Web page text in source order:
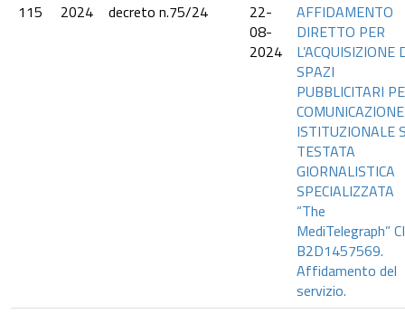
115
2024 decreto n.75/24
22-
08-
2024
AFFIDAMENTO
DIRETTO PER
L’ACQUISIZIONE
SPAZI
PUBBLICITARI
COMUNICAZIONE
ISTITUZIONALE
TESTATA
GIORNALISTICA
SPECIALIZZATA
“The
MediTelegraph”
B2D1457569.
Affidamento del
servizio.